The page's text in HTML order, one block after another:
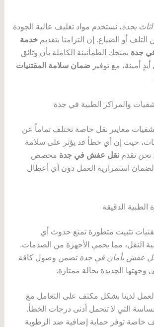
بجدة، نستخدم مواد تغليف عالية الجودة
أو الضياع. إن التزامنا بتقديم خدمة
جدة يمنحك الطمأنينة الكاملة بأن وثائق
أمينة، مع توفير ضمان سلامة المقتنيات
والمراكز الطبية في جدة
معايير نقل خاصة تختلف تماماً عن
حيث إن أي خطأ قد يؤثر على سلامة
نحن نقدم نقل عفش في جدة مخصص
استمرارية العمل دون أي أعطال
الطبية الدقيقة
تثبيت متطورة تمنع حدوث أي
النقل، مما يحمي الأجهزة من الصدمات.
عفش بأمان في جدة تضمن وصول كافة
وجهتها الجديدة بحالة ممتازة.
لدينا بشكل مكثف على التعامل مع
التي لا تتحمل أدنى درجات الخطأ.
خاصة توفر حماية إضافية ضد الرطوبة